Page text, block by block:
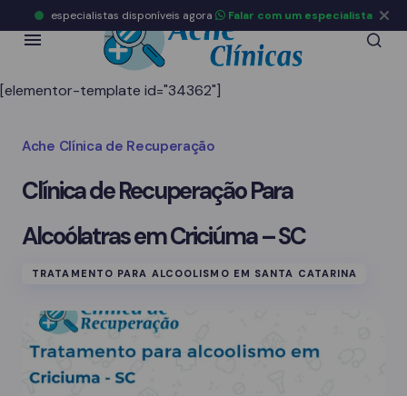
[elementor-template id="34362"]
Ache Clínica de Recuperação
Clínica de Recuperação Para
Alcoólatras em Criciúma – SC
TRATAMENTO PARA ALCOOLISMO EM SANTA CATARINA
especialistas disponíveis agora Falar com um especialista